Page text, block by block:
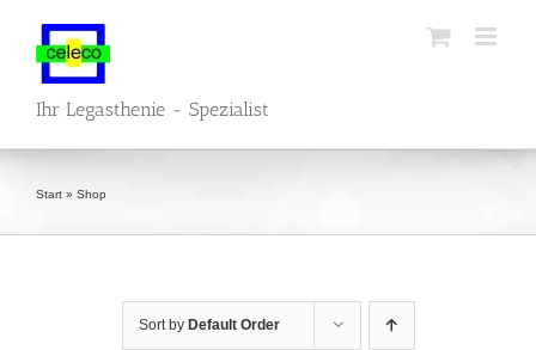
content
Ihr Legasthenie - Spezialist
Start » Shop
Sort by Default Order